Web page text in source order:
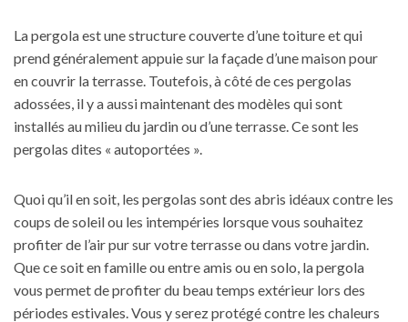
La pergola est une structure couverte d’une toiture et qui
prend généralement appuie sur la façade d’une maison pour
en couvrir la terrasse. Toutefois, à côté de ces pergolas
adossées, il y a aussi maintenant des modèles qui sont
installés au milieu du jardin ou d’une terrasse. Ce sont les
pergolas dites « autoportées ».
Quoi qu’il en soit, les pergolas sont des abris idéaux contre les
coups de soleil ou les intempéries lorsque vous souhaitez
profiter de l’air pur sur votre terrasse ou dans votre jardin.
Que ce soit en famille ou entre amis ou en solo, la pergola
vous permet de profiter du beau temps extérieur lors des
périodes estivales. Vous y serez protégé contre les chaleurs